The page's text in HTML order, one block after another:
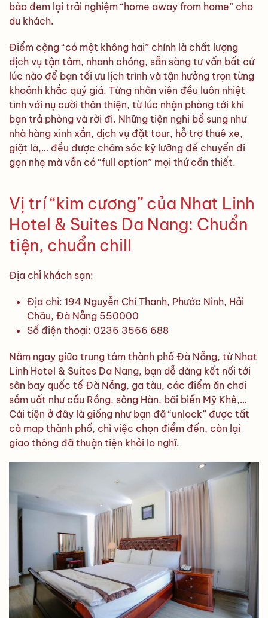
bảo đem lại trải nghiệm “home away from home” cho
du khách.
Điểm cộng “có một không hai” chính là chất lượng
dịch vụ tận tâm, nhanh chóng, sẵn sàng tư vấn bất cứ
lúc nào để bạn tối ưu lịch trình và tận hưởng trọn từng
khoảnh khắc quý giá. Từng nhân viên đều luôn nhiệt
tình với nụ cười thân thiện, từ lúc nhận phòng tới khi
bạn trả phòng và rời đi. Những tiện nghi bổ sung như
nhà hàng xinh xắn, dịch vụ đặt tour, hỗ trợ thuê xe,
giặt là,… đều được chăm sóc kỹ lưỡng để chuyến đi
gọn nhẹ mà vẫn có “full option” mọi thứ cần thiết.
Vị trí “kim cương” của Nhat Linh
Hotel & Suites Da Nang: Chuẩn
tiện, chuẩn chill
Địa chỉ khách sạn:
Địa chỉ: 194 Nguyễn Chí Thanh, Phước Ninh, Hải
Châu, Đà Nẵng 550000
Số điện thoại: 0236 3566 688
Nằm ngay giữa trung tâm thành phố Đà Nẵng, từ Nhat
Linh Hotel & Suites Da Nang, bạn dễ dàng kết nối tới
sân bay quốc tế Đà Nẵng, ga tàu, các điểm ăn chơi
sầm uất như cầu Rồng, sông Hàn, bãi biển Mỹ Khê,…
Cái tiện ở đây là giống như bạn đã “unlock” được tất
cả map thành phố, chỉ việc chọn điểm đến, còn lại
giao thông đã thuận tiện khỏi lo nghĩ.